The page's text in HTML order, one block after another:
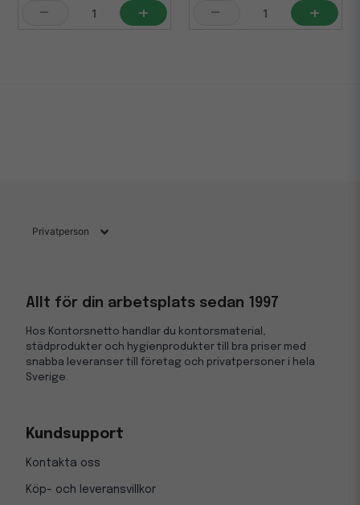
- + - +
Allt för din arbetsplats sedan 1997
Hos Kontorsnetto handlar du kontorsmaterial,
städprodukter och hygienprodukter till bra priser med
snabba leveranser till företag och privatpersoner i hela
Sverige.
Kundsupport
Kontakta oss
Köp- och leveransvillkor